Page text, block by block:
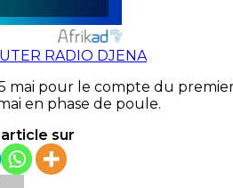
pour le compte du
en phase de poule.
sur